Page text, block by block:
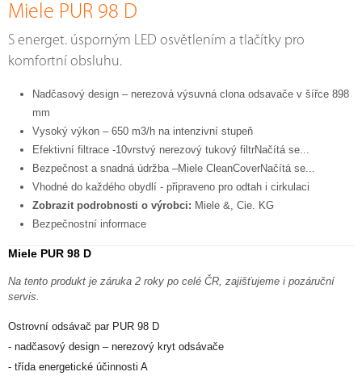
Miele PUR 98 D
S energet. úsporným LED osvětlením a tlačítky pro
komfortní obsluhu.
Nadčasový design – nerezová výsuvná clona odsavače v šířce 898
mm
Vysoký výkon – 650 m3/h na intenzivní stupeň
Efektivní filtrace -10vrstvý nerezový tukový filtrNačítá se...
Bezpečnost a snadná údržba –Miele CleanCoverNačítá se...
Vhodné do každého obydlí - připraveno pro odtah i cirkulaci
Zobrazit podrobnosti o výrobci: Miele &, Cie. KG
Bezpečnostní informace
Miele PUR 98 D
Na tento produkt je záruka 2 roky po celé ČR, zajišťujeme i pozáruční
servis.
Ostrovní odsávač par PUR 98 D
- nadčasový design – nerezový kryt odsávače
- třída energetické účinnosti A